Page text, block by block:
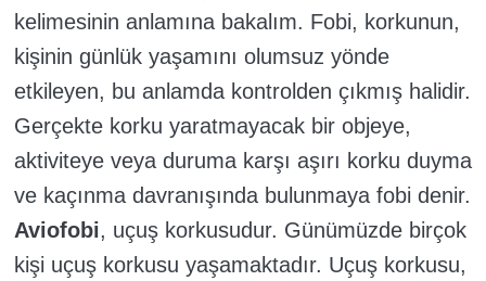
kelimesinin anlamına bakalım. Fobi, korkunun,
kişinin günlük yaşamını olumsuz yönde
etkileyen, bu anlamda kontrolden çıkmış halidir.
Gerçekte korku yaratmayacak bir objeye,
aktiviteye veya duruma karşı aşırı korku duyma
ve kaçınma davranışında bulunmaya fobi denir.
Aviofobi, uçuş korkusudur. Günümüzde birçok
kişi uçuş korkusu yaşamaktadır. Uçuş korkusu,